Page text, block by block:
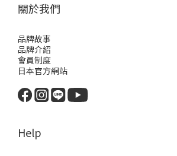
關於我們
品牌故事
品牌介紹
會員制度
日本官方網站
Help